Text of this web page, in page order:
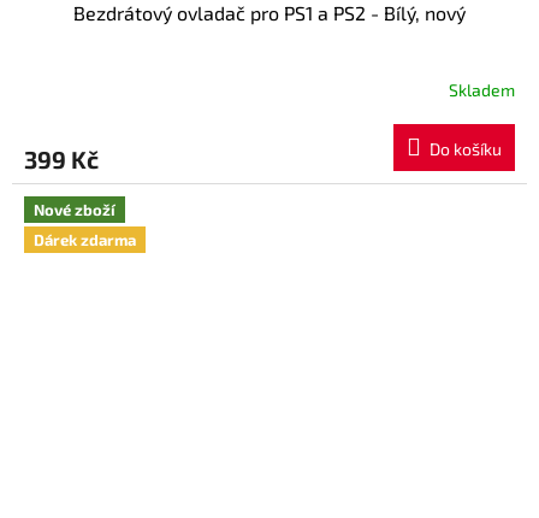
Bezdrátový ovladač pro PS1 a PS2 - Bílý, nový
Skladem
399 Kč Do košíku
Nové zboží
Dárek zdarma